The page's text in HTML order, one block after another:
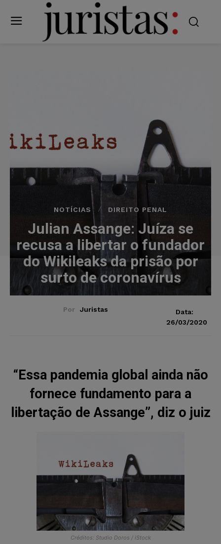
NOTÍCIAS DIREITO PENAL
Julian Assange: Juíza se
recusa a libertar o fundador
do Wikileaks da prisão por
surto de coronavírus
Por Juristas
Data:
26/03/2020
“Essa pandemia global ainda não
fornece fundamento para a
libertação de Assange”, diz o juiz
Créditos: Studio Doros / iStock